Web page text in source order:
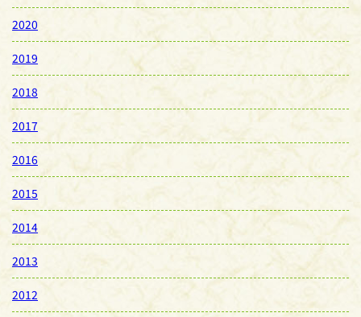
2020
2019
2018
2017
2016
2015
2014
2013
2012